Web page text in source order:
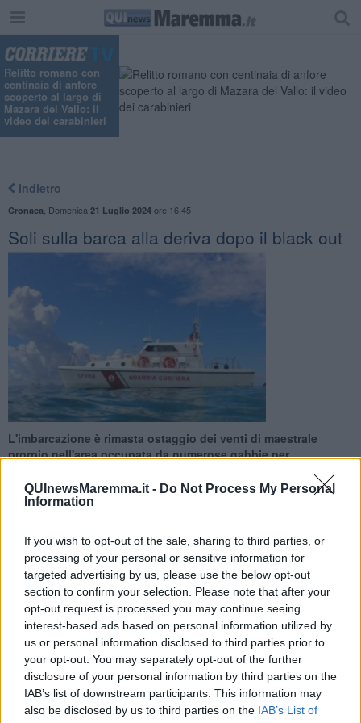
QUInewsMaremma.it - Do Not Process My Personal
Information
If you wish to opt-out of the sale, sharing to third parties, or
processing of your personal or sensitive information for
targeted advertising by us, please use the below opt-out
section to confirm your selection. Please note that after your
opt-out request is processed you may continue seeing
interest-based ads based on personal information utilized by
us or personal information disclosed to third parties prior to
your opt-out. You may separately opt-out of the further
disclosure of your personal information by third parties on the
IAB’s list of downstream participants. This information may
also be disclosed by us to third parties on the IAB’s List of
Relitto romano con
centinaia di anfore
scoperto al largo di
Mazara del Vallo: il
video dei carabinieri
Indietro
Cronaca Domenica 21 Luglio 2024ore 16:45
Soli sulla barca alla deriva dopo il black out
L'imbarcazione è rimasta ostaggio dei venti di maestrale
prorpio nell'area occupata da numerose gabbie per
FOLLONICA —Stavano rientrando in barca al porto di Scarlino
solcando le acque del golfo di Follonica quando d'improvviso ecco il
black out completo che ha reso impossibile l'impiego dei motori.
Panico a bordo per il natante alla deriva, rimasto venerdì scorso in
balia delle onde, sferzato dai venti di maestrale a scarrocciare
pericolosamente all’interno dell’area destinata all’itticoltura e
occupata dalle numerose gabbie per l’allevamento del pesce.